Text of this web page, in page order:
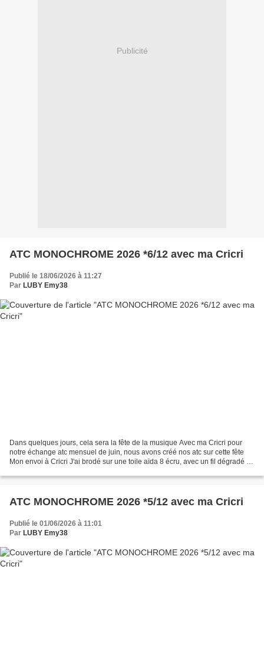
Publicité
ATC MONOCHROME 2026 *6/12 avec ma Cricri
Publié le 18/06/2026 à 11:27
Par LUBY Emy38
Dans quelques jours, cela sera la fête de la musique Avec ma Cricri pour
notre échange atc mensuel de juin, nous avons créé nos atc sur cette fête
Mon envoi à Cricri J'ai brodé sur une toile aïda 8 écru, avec un fil dégradé de
ATC MONOCHROME 2026 *5/12 avec ma Cricri
Publié le 01/06/2026 à 11:01
Par LUBY Emy38